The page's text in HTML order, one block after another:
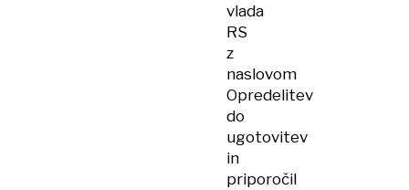
vlada
RS
z
naslovom
Opredelitev
do
ugotovitev
in
priporočil